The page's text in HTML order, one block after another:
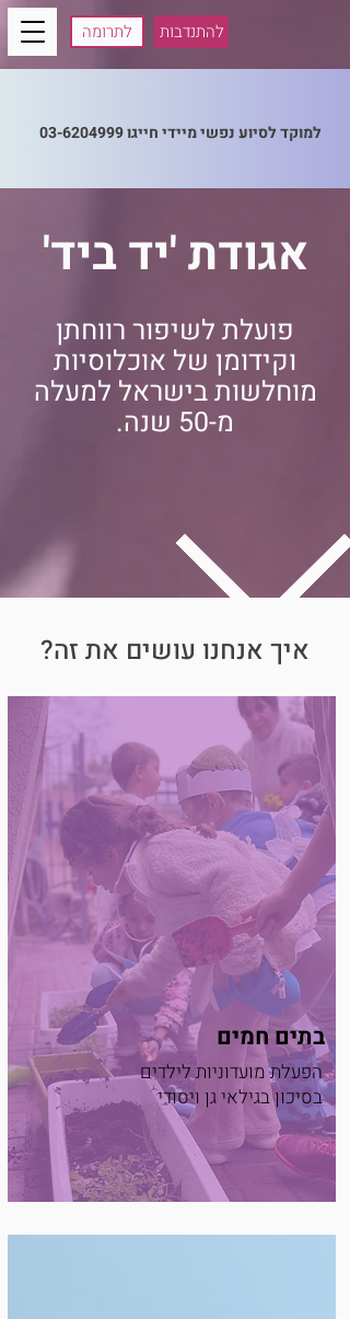
לתרומה להתנדבות
למוקד לסיוע נפשי מיידי חייגו03-6204999
'אגודת 'יד ביד
פועלת לשיפור רווחתן
וקידומן של אוכלוסיות
מוחלשות בישראל למעלה
מ-50 שנה.
איך אנחנו עושים את זה?
בתים חמים
הפעלת מועדוניות לילדים
בסיכון בגילאי גן ויסודי